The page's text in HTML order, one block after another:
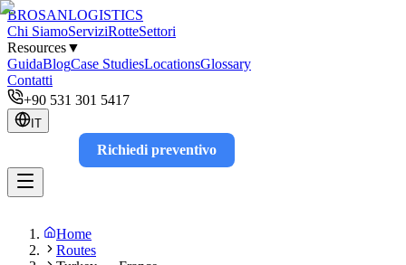
BROSANLOGISTICS
Chi SiamoServiziRotteSettori
Resources▼
GuidaBlogCase StudiesLocationsGlossary
Contatti
+90 531 301 5417
IT
Richiedi preventivo
Home
Routes